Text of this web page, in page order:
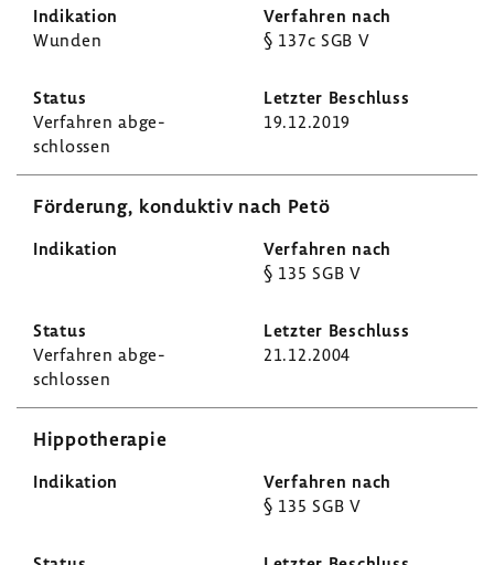
Wunden § 137c SGB V
Verfahren abge­
schlossen
19.12.2019
Förde­rung, konduktiv nach Petö
§ 135 SGB V
Verfahren abge­
schlossen
21.12.2004
Hippo­the­rapie
§ 135 SGB V